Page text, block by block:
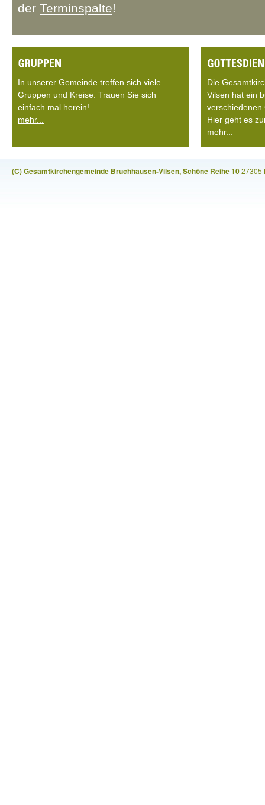
der Terminspalte!
In unserer Gemeinde treffen sich viele
Gruppen und Kreise. Trauen Sie sich
einfach mal herein!
mehr...
Die
Vilsen hat ein
verschiedenen
Hier geht es
mehr...
(C) Gesamtkirchengemeinde Bruchhausen-Vilsen, Schöne Reihe 1027305